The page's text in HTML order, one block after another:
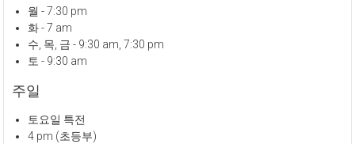
월 - 7:30 pm
화 - 7 am
수, 목, 금 - 9:30 am, 7:30 pm
토 - 9:30 am
주일
토요일 특전
4 pm (초등부)